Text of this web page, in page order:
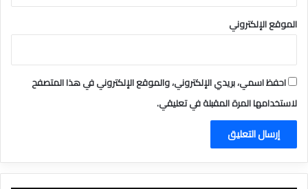
الموقع الإلكتروني
احفظ اسمي، بريدي الإلكتروني، والموقع الإلكتروني في هذا المتصفح
لاستخدامها المرة المقبلة في تعليقي.